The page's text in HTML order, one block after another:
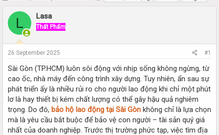
r
a
s
a
r
e
r
a
r
t
a
e
L Lasa
Thất Phẩm
26 September 2025 #1
Sài Gòn (TP.HCM) luôn sôi động với nhịp sống không ngừng, từ
cao ốc, nhà máy đến công trình xây dựng. Tuy nhiên, ẩn sau sự
phát triển ấy là nhiều rủi ro cho người lao động khi chỉ một phút
lơ là hay thiết bị kém chất lượng có thể gây hậu quả nghiêm
trọng. Do đó, bảo hộ lao động tại Sài Gòn không chỉ là lựa chọn
mà là yêu cầu bắt buộc để bảo vệ con người – tài sản quý giá
nhất của doanh nghiệp. Trước thị trường phức tạp, việc tìm địa